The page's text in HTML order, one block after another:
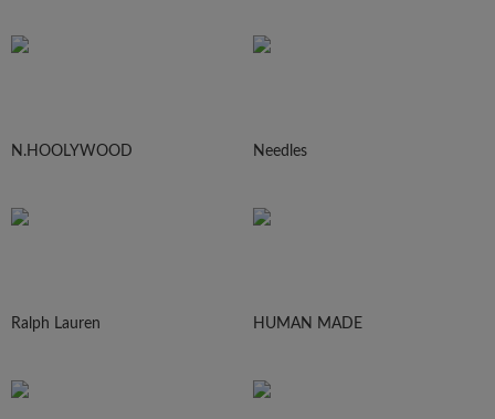
N.HOOLYWOOD Needles
Ralph Lauren HUMAN MADE